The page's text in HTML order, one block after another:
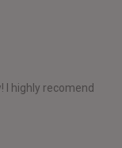
I highly recomend